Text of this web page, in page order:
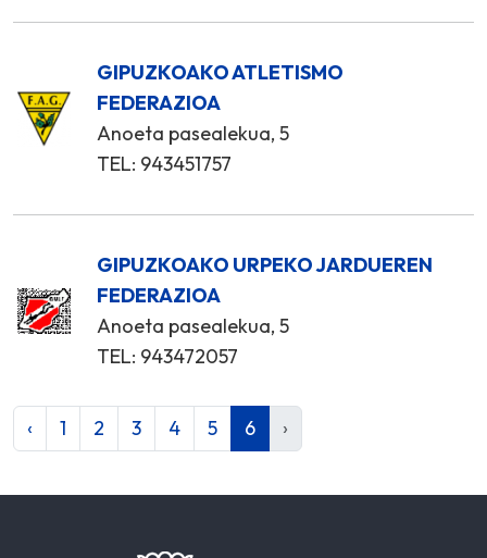
GIPUZKOAKO ATLETISMO
FEDERAZIOA
Anoeta pasealekua, 5
TEL: 943451757
GIPUZKOAKO URPEKO JARDUEREN
FEDERAZIOA
Anoeta pasealekua, 5
TEL: 943472057
‹ 1 2 3 4 5 6 ›